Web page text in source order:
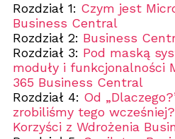
Rozdział 1: Czym jest
Business Central
Rozdział 2: Business
Rozdział 3: Pod maską
moduły i funkcjonalności
365 Business Central
Rozdział 4: Od
zrobiliśmy tego
Korzyści z Wdrożenia